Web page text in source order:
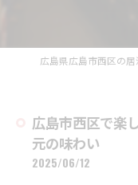
広島市西区で楽
元の味わい
2025/06/12